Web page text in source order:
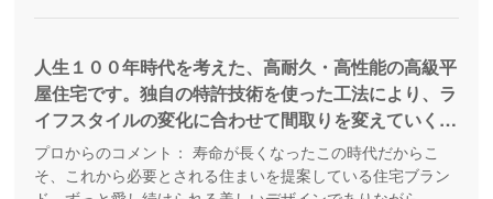
人生１００年時代を考えた、高耐久・高性能の高級平
屋住宅です。独自の特許技術を使った工法により、ラ
イフスタイルの変化に合わせて間取りを変えていくこ
とができます。『一ノ邸』を継承したモデル『二ノ
邸』は、一部を２階建てにする平屋プラスの家。将来
プロからのコメント： 寿命が長くなったこの時代だからこ
そ、これから必要とされる住まいを提案している住宅ブラン